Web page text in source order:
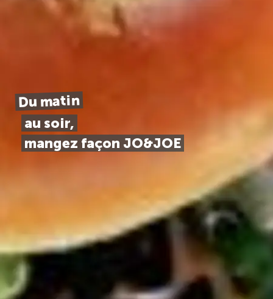
Du matin
au soir,
mangez façon JO&JOE